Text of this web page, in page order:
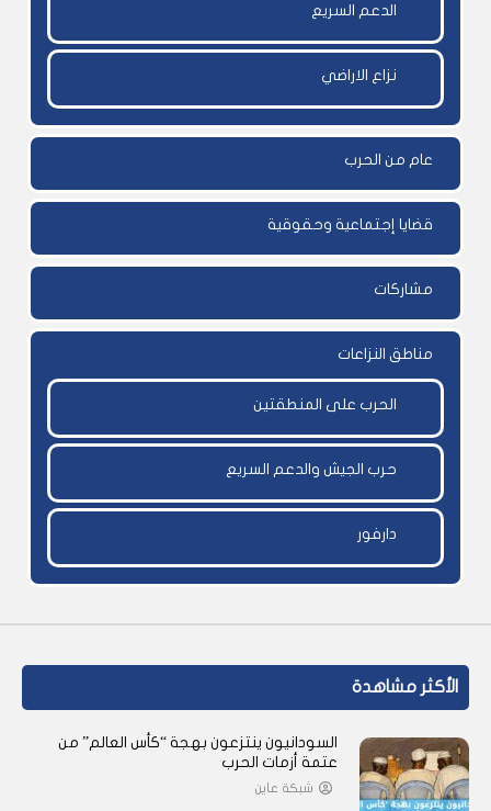
الدعم السريع
نزاع الاراضي
عام من الحرب
قضايا إجتماعية وحقوقية
مشاركات
مناطق النزاعات
الحرب على المنطقتين
حرب الجيش والدعم السريع
دارفور
الأكثر مشاهدة
السودانيون ينتزعون بهجة “كأس العالم” من
عتمة أزمات الحرب
شبكة عاين